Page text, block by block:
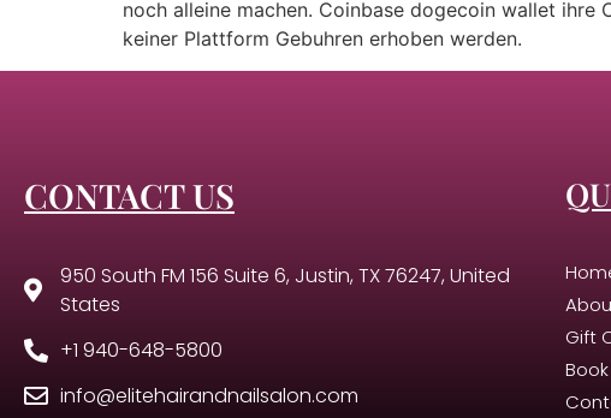
noch alleine machen. Coinbase dogecoin wallet
keiner Plattform Gebuhren erhoben werden.
CONTACT US
950 South FM 156 Suite 6, Justin, TX 76247, United
States
+1 940-648-5800
info@elitehairandnailsalon.com
Gift